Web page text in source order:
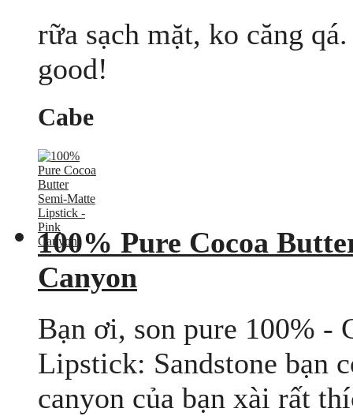
rữa sạch mặt, ko căng
good!
Cabe
100% Pure Cocoa
Canyon
Bạn ơi, son pure 100% -
Lipstick: Sandstone bạn
canyon của bạn xài rất